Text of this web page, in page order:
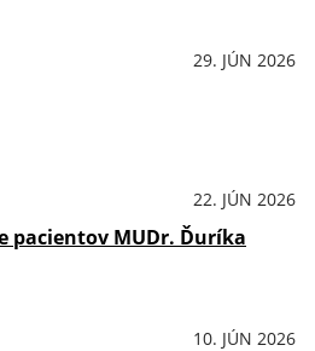
29. JÚN 2026
22. JÚN 2026
pacientov MUDr. Ďuríka
10. JÚN 2026